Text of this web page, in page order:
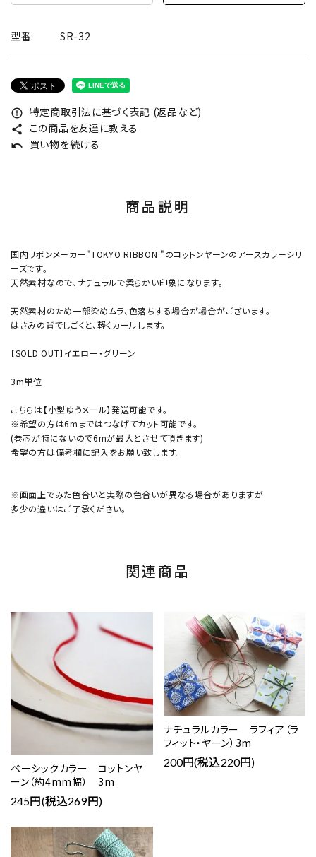
型番: SR-32
error_outline 特定商取引法に基づく表記 (返品など)
share この商品を友達に教える
undo 買い物を続ける
商品説明
国内リボンメーカー"TOKYO RIBBON "のコットンヤーンのアースカラーシリ
ーズです。
天然素材なので、ナチュラルで柔らかい印象になります。
天然素材のため一部染めムラ、色落ちする場合が場合がございます。
はさみの背でしごくと、軽くカールします。
【SOLD OUT】イエロー・グリーン
3m単位
こちらは【小型ゆうメール】発送可能です。
※希望の方は6mまではつなげてカット可能です。
(巻芯が特にないので6mが最大とさせて頂きます)
希望の方は備考欄に記入をお願い致します。
※画面上でみた色合いと実際の色合いが異なる場合がありますが
多少の違いはご了承ください。
関連商品
ベーシックカラー コットンヤ
ーン（約4mm幅） 3m
245円(税込269円)
ナチュラルカラー ラフィア（ラ
フィット・ヤーン）3m
200円(税込220円)